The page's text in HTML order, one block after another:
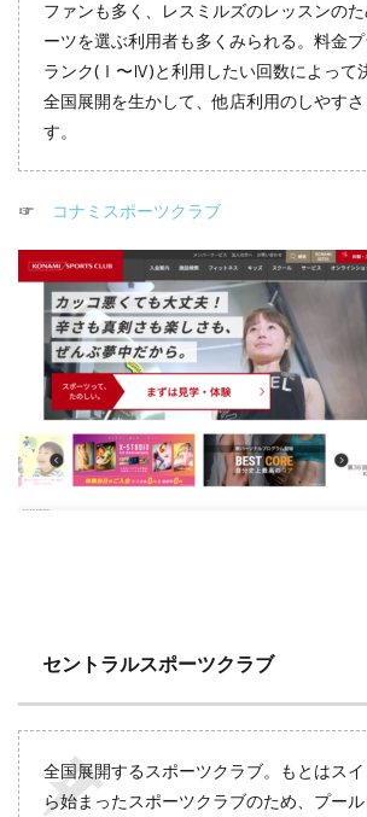
ファンも多く、レスミルズのレッスンの
ーツを選ぶ利用者も多くみられる。料金
ランク(Ⅰ〜Ⅳ)と利用したい回数によって
全国展開を生かして、他店利用のしやす
す。
☞ コナミスポーツクラブ
セントラルスポーツクラブ
全国展開するスポーツクラブ。もとはス
ら始まったスポーツクラブのため、プー